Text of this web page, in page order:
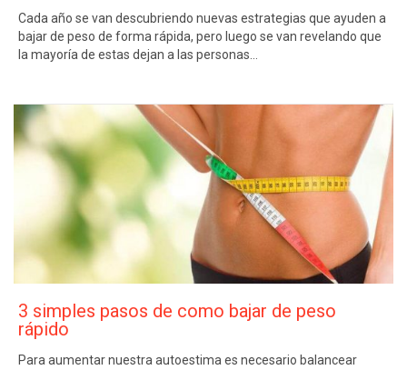
Cada año se van descubriendo nuevas estrategias que ayuden a
bajar de peso de forma rápida, pero luego se van revelando que
la mayoría de estas dejan a las personas…
3 simples pasos de como bajar de peso
rápido
Para aumentar nuestra autoestima es necesario balancear